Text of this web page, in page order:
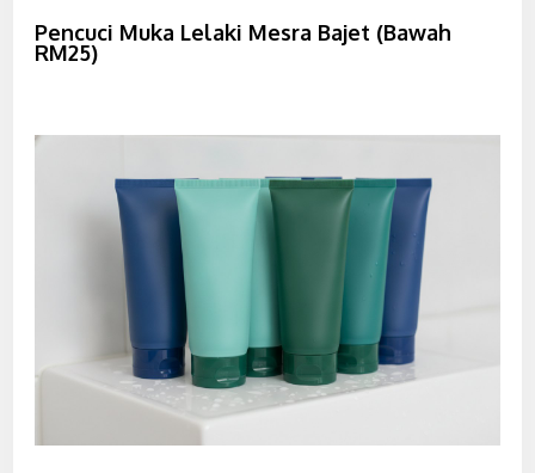
Pencuci Muka Lelaki Mesra Bajet (Bawah
RM25)